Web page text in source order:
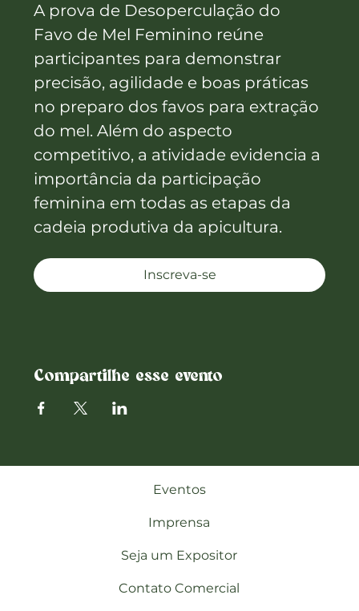
A prova de Desoperculação do
Favo de Mel Feminino reúne
participantes para demonstrar
precisão, agilidade e boas práticas
no preparo dos favos para extração
do mel. Além do aspecto
competitivo, a atividade evidencia a
importância da participação
feminina em todas as etapas da
cadeia produtiva da apicultura.
Inscreva-se
Compartilhe esse evento
Eventos
Imprensa
Seja um Expositor
Contato Comercial